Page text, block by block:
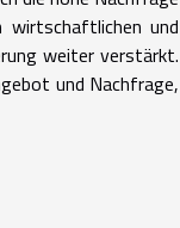
wirtschaftlichen und
weiter verstärkt.
und Nachfrage,